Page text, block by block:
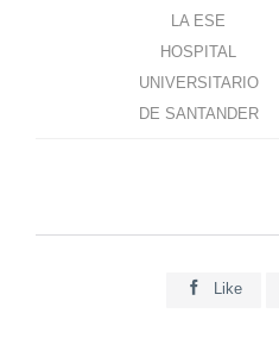
LA ESE
HOSPITAL
UNIVERSITARIO
DE SANTANDER
 Like